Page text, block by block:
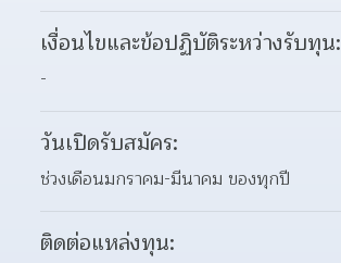
เงื่อนไขและข้อปฏิบัติระหว่างรับทุน:
-
วันเปิดรับสมัคร:
ช่วงเดือนมกราคม-มีนาคม ของทุกปี
ติดต่อแหล่งทุน: